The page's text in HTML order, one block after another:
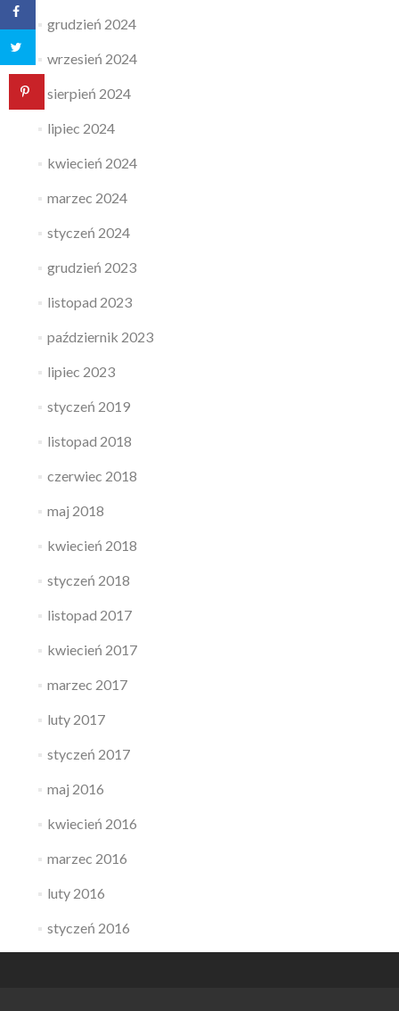
grudzień 2024
wrzesień 2024
sierpień 2024
lipiec 2024
kwiecień 2024
marzec 2024
styczeń 2024
grudzień 2023
listopad 2023
październik 2023
lipiec 2023
styczeń 2019
listopad 2018
czerwiec 2018
maj 2018
kwiecień 2018
styczeń 2018
listopad 2017
kwiecień 2017
marzec 2017
luty 2017
styczeń 2017
maj 2016
kwiecień 2016
marzec 2016
luty 2016
styczeń 2016